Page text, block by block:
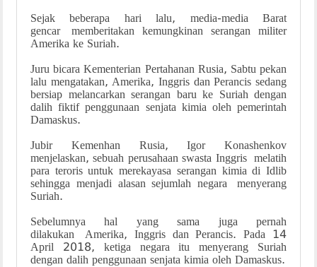
Sejak beberapa hari lalu, media-media Barat
gencar memberitakan kemungkinan serangan militer
Amerika ke Suriah.
Juru bicara Kementerian Pertahanan Rusia, Sabtu pekan
lalu mengatakan, Amerika, Inggris dan Perancis sedang
bersiap melancarkan serangan baru ke Suriah dengan
dalih fiktif penggunaan senjata kimia oleh pemerintah
Damaskus.
Jubir Kemenhan Rusia, Igor Konashenkov
menjelaskan, sebuah perusahaan swasta Inggris melatih
para teroris untuk merekayasa serangan kimia di Idlib
sehingga menjadi alasan sejumlah negara menyerang
Suriah.
Sebelumnya hal yang sama juga pernah
dilakukan Amerika, Inggris dan Perancis. Pada 14
April 2018, ketiga negara itu menyerang Suriah
dengan dalih penggunaan senjata kimia oleh Damaskus.